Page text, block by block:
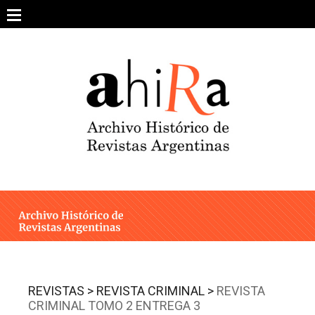
content
ARCHIVO DE REVISTAS
ESTUDIOS CRÍTICOS
INTEGRANTES
CONTACTO
REVISTAS > REVISTA CRIMINAL > REVISTA
CRIMINAL TOMO 2 ENTREGA 3